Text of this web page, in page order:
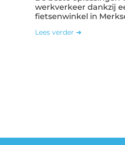
werkverkeer dankzij
fietsenwinkel in
Lees verder ➜